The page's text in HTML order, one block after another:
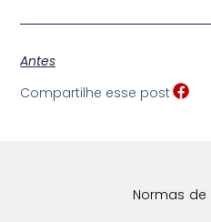
Antes
Compartilhe esse post
Normas